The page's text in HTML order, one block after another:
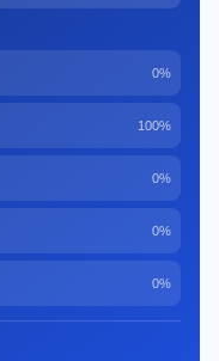
0%
100%
0%
0%
0%